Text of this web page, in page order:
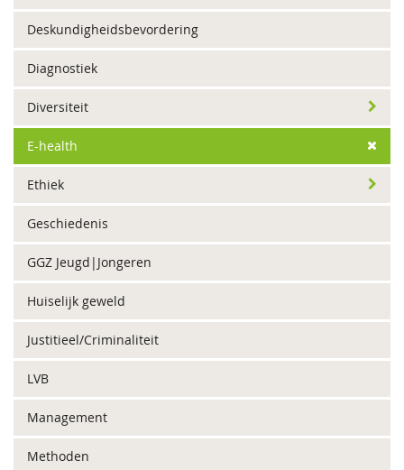
Deskundigheidsbevordering
Diagnostiek
Diversiteit
E-health
Ethiek
Geschiedenis
GGZ Jeugd|Jongeren
Huiselijk geweld
Justitieel/Criminaliteit
LVB
Management
Methoden